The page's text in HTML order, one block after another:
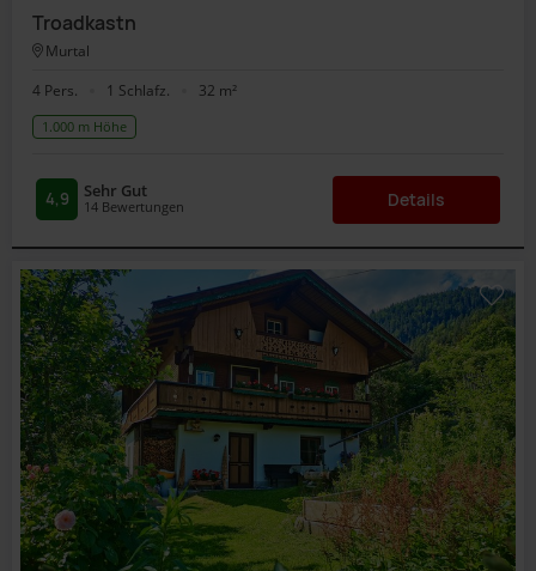
Troadkastn
Murtal
4 Pers.
1 Schlafz. 32 m²
1.000 m Höhe
14 Bewertungen
4,9 Sehr Gut Details